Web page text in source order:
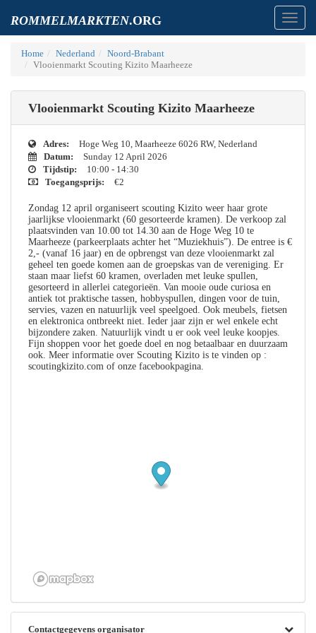
ROMMELMARKTEN.ORG
Home Nederland
Noord-Brabant
Vlooienmarkt Scouting Kizito Maarheeze
Vlooienmarkt Scouting Kizito Maarheeze
Adres:
Hoge Weg 10, Maarheeze 6026 RW, Nederland
Datum:
Sunday 12 April 2026
Tijdstip:
10:00 - 14:30
Toegangsprijs:
€2
Zondag 12 april organiseert scouting Kizito weer haar grote
jaarlijkse vlooienmarkt (60 gesorteerde kramen). De verkoop zal
plaatsvinden van 10.00 tot 14.30 aan de Hoge Weg 10 te
Maarheeze (parkeerplaats achter het “Muziekhuis”). De entree is €
2,- (vanaf 16 jaar) en de opbrengst van deze vlooienmarkt zal
geheel ten goede komen aan de groepskas van de vereniging. Er
staan maar liefst 60 kramen, overladen met leuke spullen,
gesorteerd in allerlei categorieën. Van mooie oude curiosa en
antiek tot praktische tassen, hobbyspullen, dingen voor de tuin,
servies, vazen en natuurlijk veel speelgoed. Ook meubels, fietsen
en elektronica ontbreekt niet. Ieder jaar zijn er wel enkele echt
bijzondere zaken. Natuurlijk vindt u er ook veel leuke koopjes.
Fijn shoppen voor het goede doel en nog betaalbaar en duurzaam
ook. Meer informatie over Scouting Kizito is te vinden op :
scoutingkizito.com of onze facebookpagina.
Contactgegevens organisator